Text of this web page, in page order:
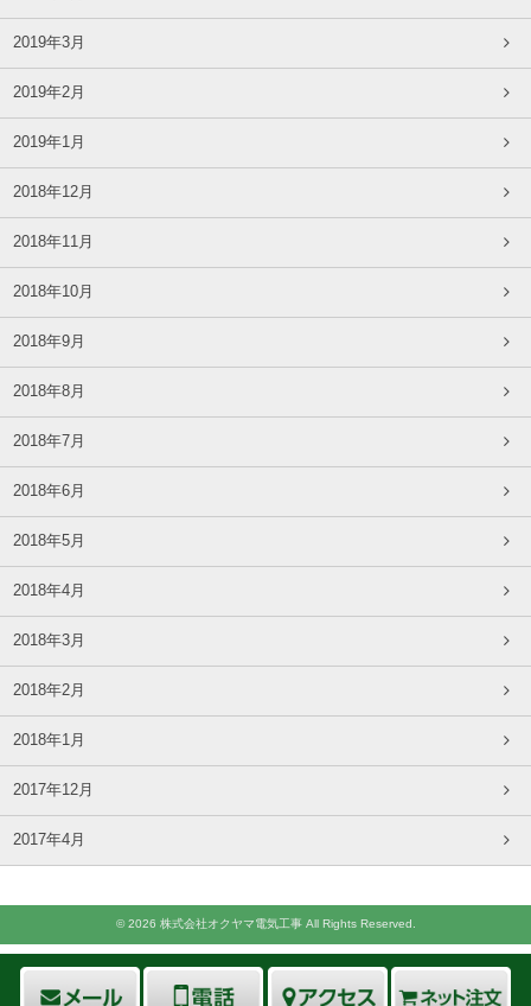
2019年3月
2019年2月
2019年1月
2018年12月
2018年11月
2018年10月
2018年9月
2018年8月
2018年7月
2018年6月
2018年5月
2018年4月
2018年3月
2018年2月
2018年1月
2017年12月
2017年4月
© 2026 株式会社オクヤマ電気工事 All Rights Reserved.